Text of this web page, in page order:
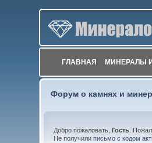
ГЛАВНАЯ МИНЕРАЛЫ
Форум о камнях и
Добро пожаловать,Гость .
Не получилиписьмо с кодом